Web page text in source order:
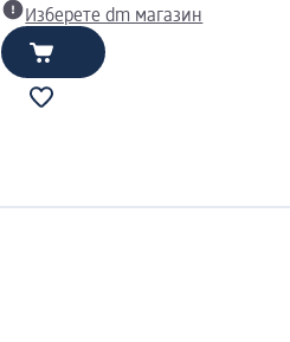
Изберете dm магазин